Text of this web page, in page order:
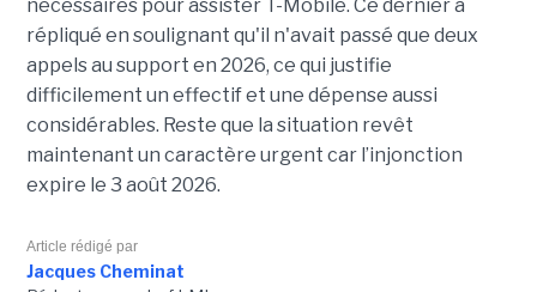
nécessaires pour assister T-Mobile. Ce dernier a
répliqué en soulignant qu'il n'avait passé que deux
appels au support en 2026, ce qui justifie
difficilement un effectif et une dépense aussi
considérables. Reste que la situation revêt
maintenant un caractère urgent car l’injonction
expire le 3 août 2026.
Article rédigé par
Jacques Cheminat